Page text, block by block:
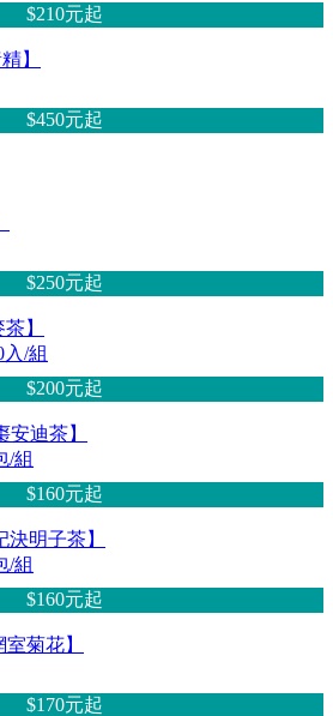
$210元起
】
$450元起
$250元起
】
/組
$200元起
迪茶】
/組
$160元起
明子茶】
/組
$160元起
菊花】
$170元起